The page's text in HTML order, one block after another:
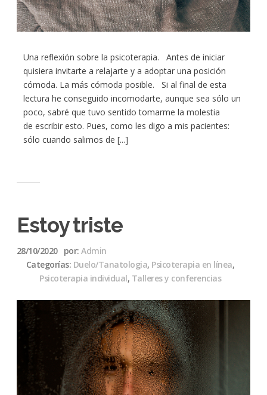
Una reflexión sobre la psicoterapia. Antes de iniciar
quisiera invitarte a relajarte y a adoptar una posición
cómoda. La más cómoda posible. Si al final de esta
lectura he conseguido incomodarte, aunque sea sólo un
poco, sabré que tuvo sentido tomarme la molestia
de escribir esto. Pues, como les digo a mis pacientes:
sólo cuando salimos de [...]
Estoy triste
28/10/2020 por:Admin
Categorías: Duelo/Tanatologia, Psicoterapia en línea,
Psicoterapia individual, Talleres y conferencias